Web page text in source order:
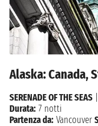
Alaska: Canada,
SERENADE OF THE SEAS
Durata: 7 notti
Partenza da: Vancouver